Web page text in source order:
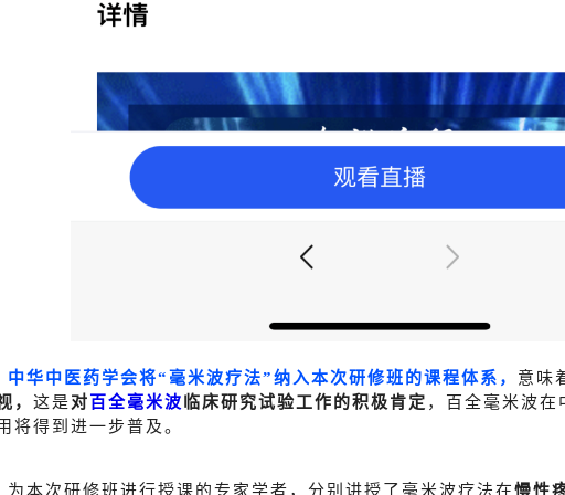
中华中医药学会将“毫米波疗法”纳入本次研修班的课程体系， 意味
， 这是对百全毫米波临床研究试验工作的积极肯定 ，百全毫米波在
将得到进一步普及。
为本次研修班进行授课的专家学者，分别讲授了毫米波疗法在慢性